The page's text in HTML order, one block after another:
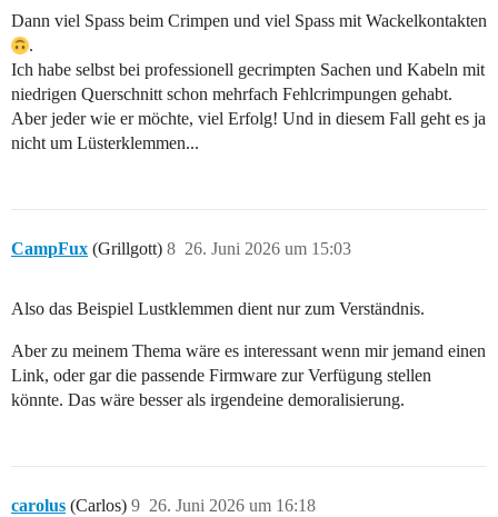
Dann viel Spass beim Crimpen und viel Spass mit Wackelkontakten
.
Ich habe selbst bei professionell gecrimpten Sachen und Kabeln mit
niedrigen Querschnitt schon mehrfach Fehlcrimpungen gehabt.
Aber jeder wie er möchte, viel Erfolg! Und in diesem Fall geht es ja
nicht um Lüsterklemmen...
CampFux (Grillgott) 26. Juni 2026 um 15:03
8
Also das Beispiel Lustklemmen dient nur zum Verständnis.
Aber zu meinem Thema wäre es interessant wenn mir jemand einen
Link, oder gar die passende Firmware zur Verfügung stellen
könnte. Das wäre besser als irgendeine demoralisierung.
carolus (Carlos) 26. Juni 2026 um 16:18
9